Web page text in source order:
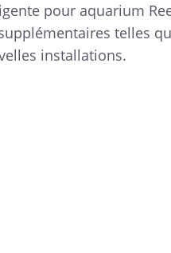
pour aquarium
telles
installations.